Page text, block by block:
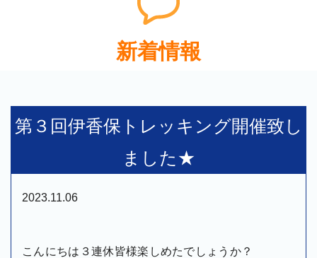
新着情報
第３回伊香保トレッキング開催致し
ました★
2023.11.06
こんにちは３連休皆様楽しめたでしょうか？